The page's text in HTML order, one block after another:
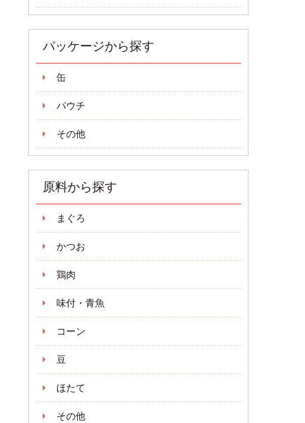
パッケージから探す
缶
パウチ
その他
原料から探す
まぐろ
かつお
鶏肉
味付・青魚
コーン
豆
ほたて
その他